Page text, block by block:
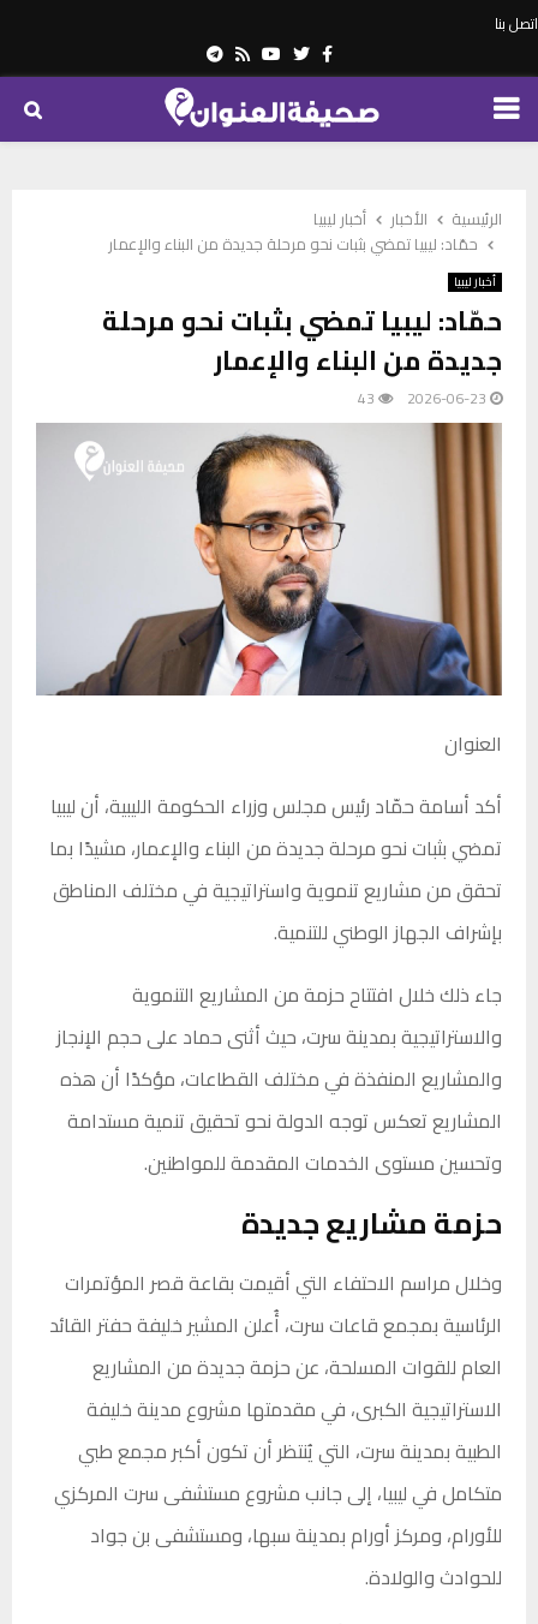
اتصل بنا
Facebook
Twitter
Youtube
Rss
Telegram
PRIMARY
الرئيسية الأخبار
أخبار ليبيا
حمّاد: ليبيا تمضي بثبات نحو مرحلة جديدة من البناء والإعمار
أخبار ليبيا
حمّاد: ليبيا تمضي بثبات نحو مرحلة
جديدة من البناء والإعمار
2026-06-23
43
العنوان
أكد أسامة حمّاد رئيس مجلس وزراء الحكومة الليبية، أن ليبيا
تمضي بثبات نحو مرحلة جديدة من البناء والإعمار، مشيدًا بما
تحقق من مشاريع تنموية واستراتيجية في مختلف المناطق
بإشراف الجهاز الوطني للتنمية.
جاء ذلك خلال افتتاح حزمة من المشاريع التنموية
والاستراتيجية بمدينة سرت، حيث أثنى حماد على حجم الإنجاز
والمشاريع المنفذة في مختلف القطاعات، مؤكدًا أن هذه
المشاريع تعكس توجه الدولة نحو تحقيق تنمية مستدامة
وتحسين مستوى الخدمات المقدمة للمواطنين.
حزمة مشاريع جديدة
وخلال مراسم الاحتفاء التي أقيمت بقاعة قصر المؤتمرات
الرئاسية بمجمع قاعات سرت، أُعلن المشير خليفة حفتر القائد
العام للقوات المسلحة، عن حزمة جديدة من المشاريع
الاستراتيجية الكبرى، في مقدمتها مشروع مدينة خليفة
الطبية بمدينة سرت، التي يُنتظر أن تكون أكبر مجمع طبي
متكامل في ليبيا، إلى جانب مشروع مستشفى سرت المركزي
للأورام، ومركز أورام بمدينة سبها، ومستشفى بن جواد
للحوادث والولادة.